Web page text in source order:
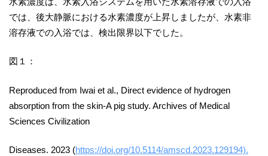
では、後大静脈における水素濃度が上昇しましたが、水素非
溶存液での入浴では、検出限界以下でした。
図１：
Reproduced from Iwai et al., Direct evidence of hydrogen
absorption from the skin-A pig study. Archives of Medical
Sciences Civilization
Diseases. 2023 (https://doi.org/10.5114/amscd.2023.129194).